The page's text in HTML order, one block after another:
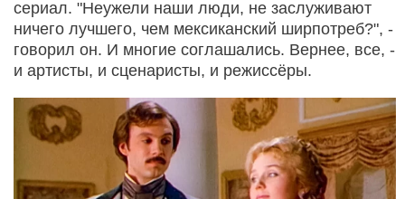
сериал. "Неужели наши люди, не заслуживают
ничего лучшего, чем мексиканский ширпотреб?", -
говорил он. И многие соглашались. Вернее, все, -
и артисты, и сценаристы, и режиссёры.